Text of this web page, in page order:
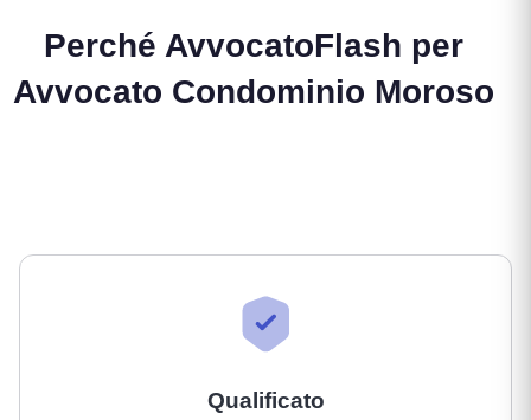
Perché AvvocatoFlash per
Avvocato Condominio Moroso
Qualificato